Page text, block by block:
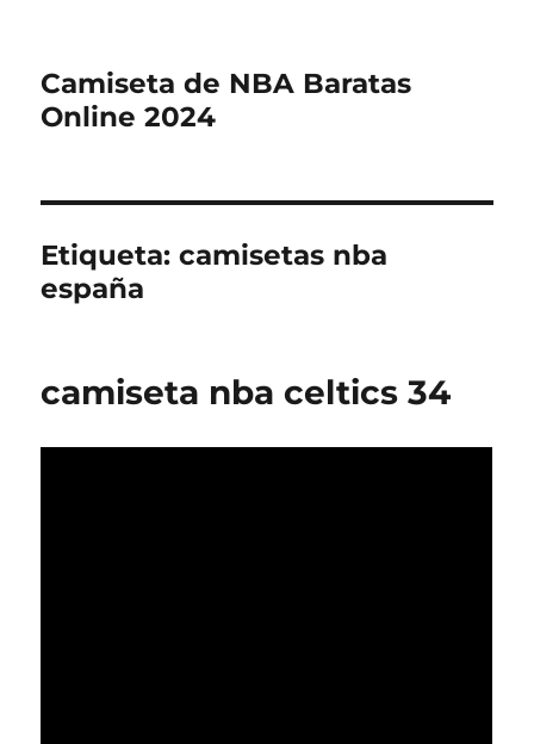
Camiseta de NBA Baratas
Online 2024
Etiqueta:camisetas nba
españa
camiseta nba celtics 34